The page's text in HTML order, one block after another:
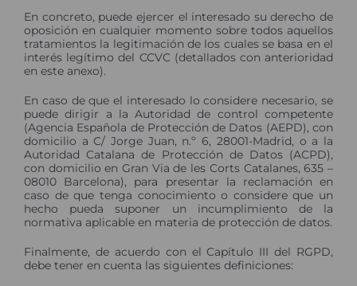
En concreto, puede ejercer el interesado su derecho de
oposición en cualquier momento sobre todos aquellos
tratamientos la legitimación de los cuales se basa en el
interés legítimo del CCVC (detallados con anterioridad
en este anexo).
En caso de que el interesado lo considere necesario, se
puede dirigir a la Autoridad de control competente
(Agencia Española de Protección de Datos (AEPD), con
domicilio a C/ Jorge Juan, n.º 6, 28001-Madrid, o a la
Autoridad Catalana de Protección de Datos (ACPD),
con domicilio en Gran Via de les Corts Catalanes, 635 –
08010 Barcelona), para presentar la reclamación en
caso de que tenga conocimiento o considere que un
hecho pueda suponer un incumplimiento de la
normativa aplicable en materia de protección de datos.
Finalmente, de acuerdo con el Capítulo III del RGPD,
debe tener en cuenta las siguientes definiciones: